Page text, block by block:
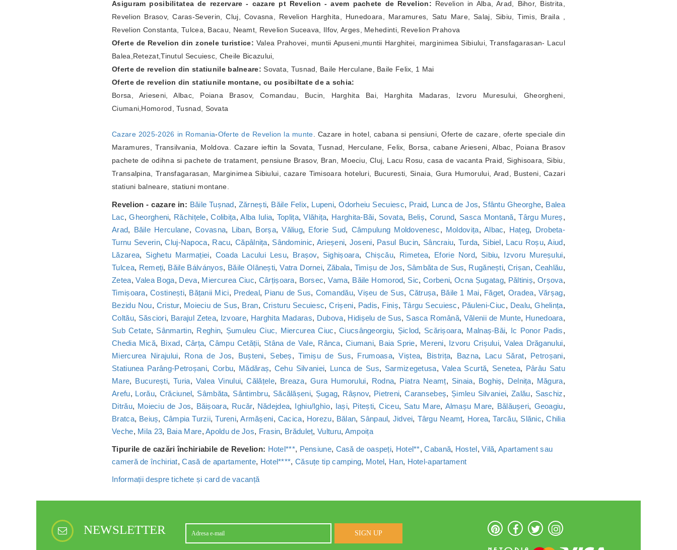
Asiguram posibilitatea de rezervare - cazare pt Revelion - avem pachete de Revelion: Revelion in Alba, Arad, Bihor, Bistrita,
Revelion Brasov, Caras-Severin, Cluj, Covasna, Revelion Harghita, Hunedoara, Maramures, Satu Mare, Salaj, Sibiu, Timis, Braila ,
Revelion Constanta, Tulcea, Bacau, Neamt, Revelion Suceava, Ilfov, Arges, Mehedinti, Revelion Prahova
Oferte de Revelion din zonele turistice: Valea Prahovei, muntii Apuseni,muntii Harghitei, marginimea Sibiului, Transfagarasan- Lacul
Balea,Retezat,Tinutul Secuiesc, Cheile Bicazului,
Oferte de revelion din statiunile balneare: Sovata, Tusnad, Baile Herculane, Baile Felix, 1 Mai
Oferte de revelion din statiunile montane, cu posibiltate de a schia:
Borsa, Arieseni, Albac, Poiana Brasov, Comandau, Bucin, Harghita Bai, Harghita Madaras, Izvoru Muresului, Gheorgheni,
Ciumani,Homorod, Tusnad, Sovata
Cazare 2025-2026 in Romania-Oferte de Revelion la munte. Cazare in hotel, cabana si pensiuni, Oferte de cazare, oferte speciale din
Maramures, Transilvania, Moldova. Cazare ieftin la Sovata, Tusnad, Herculane, Felix, Borsa, cabane Arieseni, Albac, Poiana Brasov
pachete de odihna si pachete de tratament, pensiune Brasov, Bran, Moeciu, Cluj, Lacu Rosu, casa de vacanta Praid, Sighisoara, Sibiu,
Transalpina, Transfagarasan, Marginimea Sibiului, cazare Timisoara hoteluri, Bucuresti, Sinaia, Gura Humorului, Arad, Busteni, Cazari
statiuni balneare, statiuni montane.
Revelion - cazare in: Băile Tușnad, Zărnești, Băile Felix, Lupeni,Odorheiu Secuiesc, Praid, Lunca de Jos, Sfântu Gheorghe, Balea
Lac,Gheorgheni, Răchițele,Colibița,Alba Iulia, Toplița,Vlăhița, Harghita-Băi, Sovata, Beliș, Corund, Sasca Montană,Târgu Mureș,
Arad, Băile Herculane,Covasna, Liban, Borșa,Văliug, Eforie Sud, Câmpulung Moldovenesc, Moldovița, Albac, Hațeg, Drobeta-
Turnu Severin,Cluj-Napoca, Racu, Căpâlnița, Sândominic, Arieșeni, Joseni, Pasul Bucin, Sâncraiu, Turda, Sibiel, Lacu Roșu,Aiud,
Lăzarea, Sighetu Marmației, Coada Lacului Lesu, Brașov, Sighișoara, Chișcău, Rimetea, Eforie Nord, Sibiu, Izvoru Mureșului,
Tulcea, Remeți, Băile Bálványos, Băile Olănești,Vatra Dornei, Zăbala, Timișu de Jos, Sâmbăta de Sus, Rugănești, Crișan, Ceahlău,
Zetea,Valea Boga, Deva, Miercurea Ciuc, Cârțișoara, Borsec,Vama, Băile Homorod, Sic,Corbeni, Ocna Șugatag, Păltiniș, Orșova,
Timișoara, Costinești, Bățanii Mici, Predeal, Pianu de Sus, Comandău,Vișeu de Sus, Cătrușa, Băile 1 Mai, Făget, Oradea, Vărșag,
Bezidu Nou, Cristur, Moieciu de Sus, Bran, Cristuru Secuiesc,Crișeni, Padis, Finiș,Târgu Secuiesc, Păuleni-Ciuc, Dealu,Ghelința,
Coltău, Săsciori, Barajul Zetea, Izvoare, Harghita Madaras, Dubova, Hidișelu de Sus, Sasca Română, Vălenii de Munte, Hunedoara,
Sub Cetate, Sânmartin, Reghin, Șumuleu Ciuc, Miercurea Ciuc,Ciucsângeorgiu, Șiclod, Scărișoara, Malnaș-Băi, Ic Ponor Padis,
Chedia Mică, Bixad, Cârța,Câmpu Cetății, Stâna de Vale, Rânca, Ciumani, Baia Sprie, Mereni, Izvoru Crișului,Valea Drăganului,
Miercurea Nirajului, Rona de Jos, Bușteni, Sebeș,Timișu de Sus, Frumoasa,Viștea, Bistrița, Bazna, Lacu Sărat, Petroșani,
Statiunea Parâng-Petroșani, Corbu, Mădăraș, Cehu Silvaniei, Lunca de Sus, Sarmizegetusa,Valea Scurtă, Senetea, Pârâu Satu
Mare, București,Turia, Valea Vinului,Călățele, Breaza, Gura Humorului, Rodna, Piatra Neamț, Sinaia, Boghiș, Delnița, Măgura,
Arefu, Lorău, Crăciunel, Sâmbăta, Sântimbru, Săcălășeni, Șugag, Râșnov, Pietreni,Caransebeș, Șimleu Silvaniei,Zalău, Saschiz,
Ditrău, Moieciu de Jos, Băișoara, Rucăr, Nădejdea, Ighiu/Ighìo, Iași, Pitești,Ciceu, Satu Mare, Almașu Mare, Bălăușeri, Geoagiu,
Bratca, Beiuș, Câmpia Turzii,Tureni,Armășeni, Cacica, Horezu, Bălan, Sânpaul, Jidvei, Târgu Neamț, Horea,Tarcău, Slănic,Chilia
Veche, Mila 23, Baia Mare,Apoldu de Jos, Frasin, Brăduleț,Vulturu, Ampoița
Tipurile de cazări închiriabile de Revelion: Hotel***, Pensiune, Casă de oaspeți, Hotel**,Cabană, Hostel,Vilă,Apartament sau
cameră de închiriat,Casă de apartamente, Hotel****, Căsuțe tip camping, Motel, Han, Hotel-apartament
Informații despre tichete și card de vacanță
NEWSLETTER SIGN UP